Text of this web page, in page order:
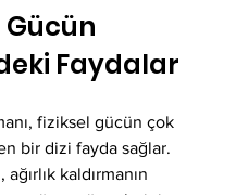
Gücün
Faydalar
fiziksel gücün çok
bir dizi fayda sağlar.
kaldırmanın